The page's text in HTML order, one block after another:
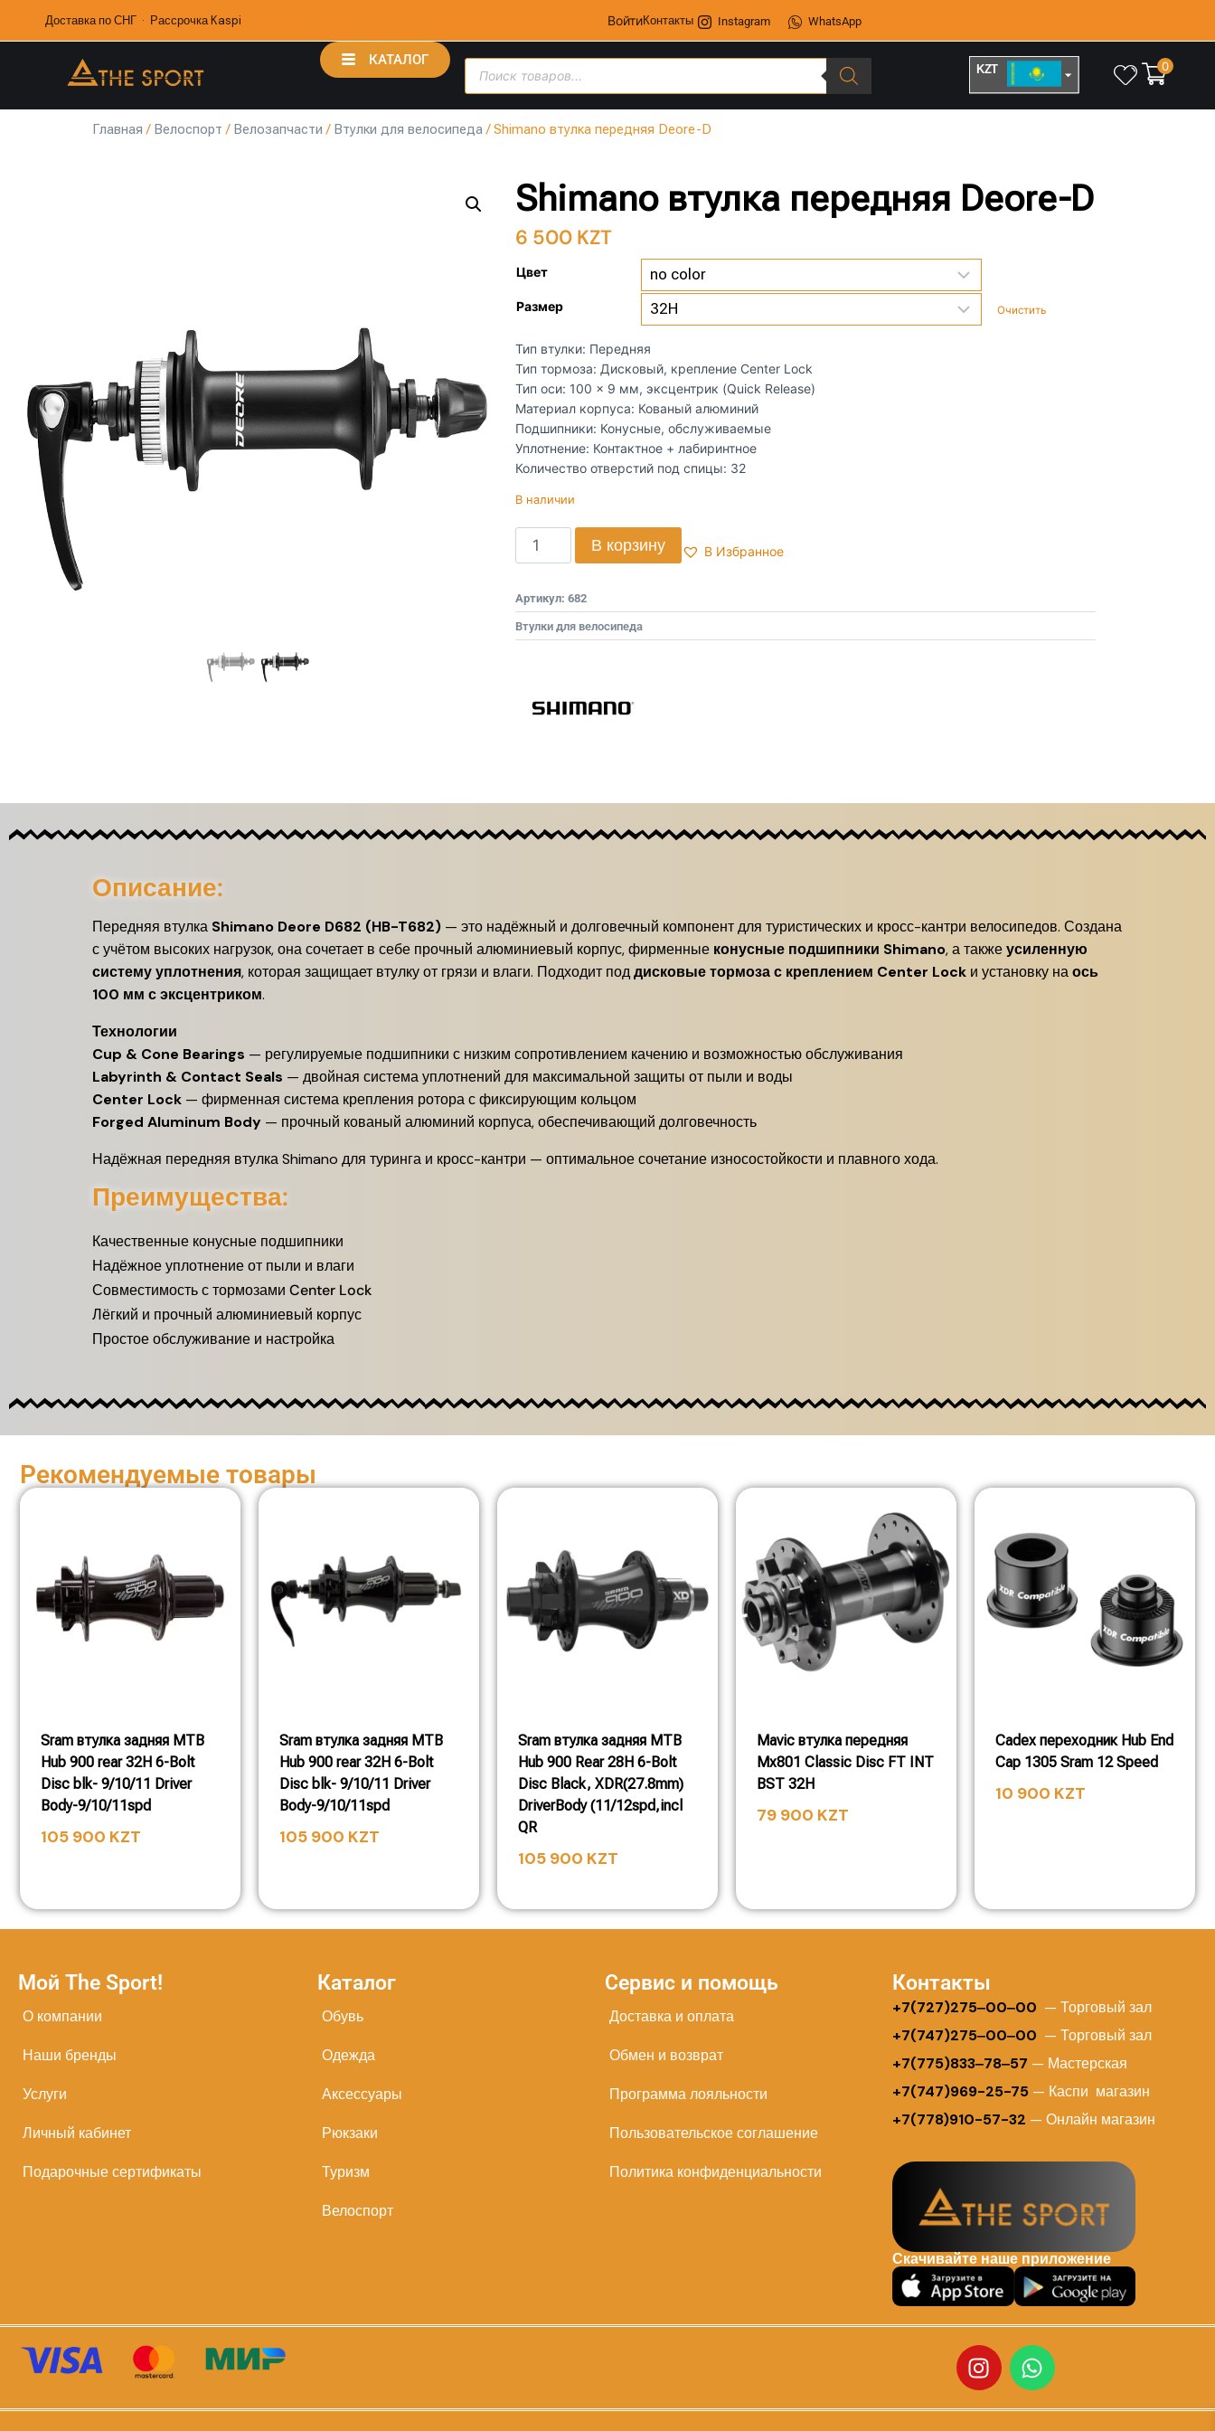
Доставка по СНГ · Рассрочка Kaspi ВойтиКонтакты Instagram WhatsApp
КАТАЛОГ
KZT 0
Главная / Велоспорт / Велозапчасти / Втулки для велосипеда/ Shimano втулка передняя Deore-D
Shimano втулка передняя Deore-D
6 500 KZT
Цвет
Размер Очистить
Тип втулки: Передняя
Тип тормоза: Дисковый, крепление Center Lock
Тип оси: 100 × 9 мм, эксцентрик (Quick Release)
Материал корпуса: Кованый алюминий
Подшипники: Конусные, обслуживаемые
Уплотнение: Контактное + лабиринтное
Количество отверстий под спицы: 32
В наличии
В корзину В Избранное
Артикул: 682
Втулки для велосипеда
Описание:
Передняя втулка Shimano Deore D682 (HB-T682) — это надёжный и долговечный компонент для туристических и кросс-кантри велосипедов. Создана
с учётом высоких нагрузок, она сочетает в себе прочный алюминиевый корпус, фирменные конусные подшипники Shimano, а такжеусиленную
систему уплотнения, которая защищает втулку от грязи и влаги. Подходит поддисковые тормоза с креплением Center Lock и установку наось
100 мм с эксцентриком.
Технологии
Cup & Cone Bearings — регулируемые подшипники с низким сопротивлением качению и возможностью обслуживания
Labyrinth & Contact Seals — двойная система уплотнений для максимальной защиты от пыли и воды
Center Lock — фирменная система крепления ротора с фиксирующим кольцом
Forged Aluminum Body — прочный кованый алюминий корпуса, обеспечивающий долговечность
Надёжная передняя втулка Shimano для туринга и кросс-кантри — оптимальное сочетание износостойкости и плавного хода.
Преимущества:
Качественные конусные подшипники
Надёжное уплотнение от пыли и влаги
Совместимость с тормозами Center Lock
Лёгкий и прочный алюминиевый корпус
Простое обслуживание и настройка
Рекомендуемые товары
Sram втулка задняя MTB
Hub 900 rear 32H 6-Bolt
Disc blk- 9/10/11 Driver
Body-9/10/11spd
105 900 KZT
Sram втулка задняя MTB
Hub 900 rear 32H 6-Bolt
Disc blk- 9/10/11 Driver
Body-9/10/11spd
105 900 KZT
Sram втулка задняя MTB
Hub 900 Rear 28H 6-Bolt
Disc Black, XDR(27.8mm)
DriverBody (11/12spd,incl
QR
105 900 KZT
Mavic втулка передняя
Mx801 Classic Disc FT INT
BST 32H
79 900 KZT
Cadex переходник Hub End
Cap 1305 Sram 12 Speed
10 900 KZT
Мой The Sport!
О компании
Наши бренды
Услуги
Личный кабинет
Подарочные сертификаты
Каталог
Обувь
Одежда
Аксессуары
Рюкзаки
Туризм
Велоспорт
Сервис и помощь
Доставка и оплата
Обмен и возврат
Программа лояльности
Пользовательское соглашение
Политика конфиденциальности
Контакты
+7(727)275‒00‒00 — Торговый зал
+7(747)275‒00‒00 — Торговый зал
+7(775)833‒78‒57 — Мастерская
+7(747)969-25-75— Каспи магазин
+7(778)910-57-32 — Онлайн магазин
Скачивайте наше приложение